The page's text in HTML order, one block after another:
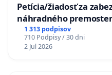
Petícia/žiadosť za
náhradného
uzávery Vážskeho
1 313 podpisov
710 Podpisy / 30 dni
2 Jul 2026